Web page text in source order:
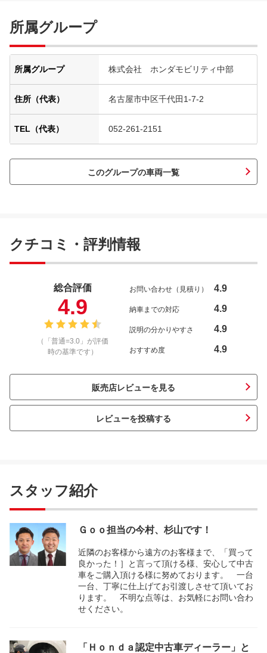
所属グループ
所属グループ 株式会社 ホンダモビリティ中部
住所（代表） 名古屋市中区千代田1-7-2
TEL（代表） 052-261-2151
このグループの車両一覧
クチコミ・評判情報
総合評価
4.9
（「普通=3.0」が評価
時の基準です）
お問い合わせ（見積り） 4.9
納車までの対応 4.9
説明の分かりやすさ 4.9
おすすめ度 4.9
販売店レビューを見る
レビューを投稿する
スタッフ紹介
Ｇｏｏ担当の今村、杉山です！
近隣のお客様から遠方のお客様まで、「買って
良かった！］と言って頂ける様、安心して中古
車をご購入頂ける様に努めております。 一台
一台、丁寧に仕上げてお引渡しさせて頂いてお
ります。 不明な点等は、お気軽にお問い合わ
せください。
「Ｈｏｎｄａ認定中古車ディーラー」と